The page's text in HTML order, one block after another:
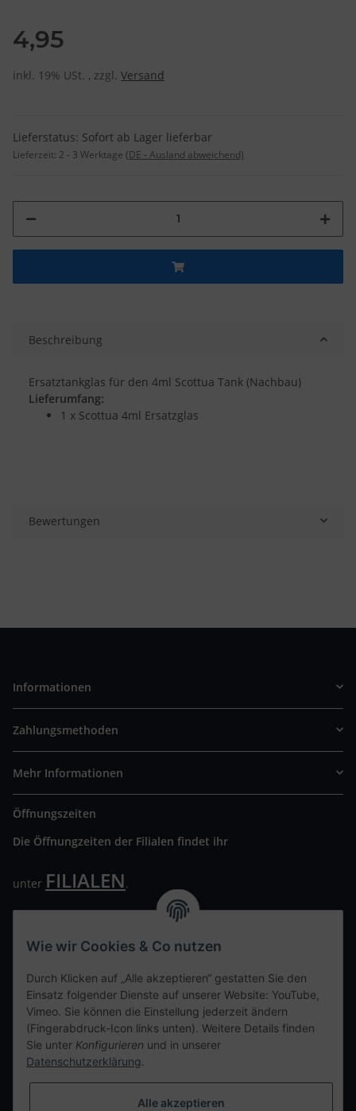
4,95
inkl. 19% USt. , zzgl. Versand
Lieferstatus: Sofort ab Lager lieferbar
Lieferzeit: 2 - 3 Werktage (DE - Ausland abweichend)
Beschreibung
Ersatztankglas für den 4ml Scottua Tank (Nachbau)
Lieferumfang:
1 x Scottua 4ml Ersatzglas
Bewertungen
Informationen
Zahlungsmethoden
Mehr Informationen
Öffnungszeiten
Die Öffnungzeiten der Filialen findet ihr
unter FILIALEN.
Wir freuen uns auf Euren Besuch. Bitte beachtet die
Kontaktdaten
tweet
teilen
Wie wir Cookies & Co nutzen
Durch Klicken auf „Alle akzeptieren“ gestatten Sie den
Einsatz folgender Dienste auf unserer Website: YouTube,
Vimeo. Sie können die Einstellung jederzeit ändern
(Fingerabdruck-Icon links unten). Weitere Details finden
Sie unter Konfigurieren und in unserer
Datenschutzerklärung.
Alle akzeptieren